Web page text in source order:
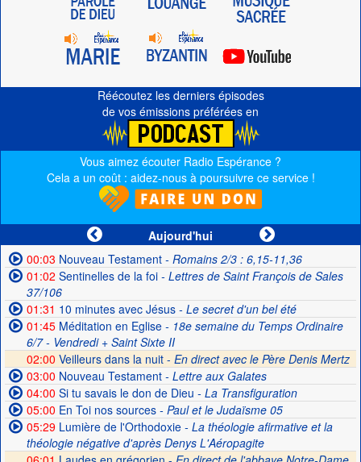
Réécoutez les derniers épisodes
de vos émissions préférées en
Vous aimez écouter Radio Espérance ?
Cela a un coût : aidez-nous à poursuivre ce service !
Aujourd'hui
00:03 Nouveau Testament- Romains 2/3 : 6,15-11,36
01:02 Sentinelles de la foi- Lettres de Saint François de Sales
37/106
01:31 10 minutes avec Jésus- Le secret d'un bel été
01:45Méditation en Eglise- 18e semaine du Temps Ordinaire
6/7 - Vendredi + Saint Sixte II
02:00 Veilleurs dans la nuit - En direct avec le Père Denis Mertz
03:00 Nouveau Testament- Lettre aux Galates
04:00 Si tu savais le don de Dieu - La Transfiguration
05:00 En Toi nos sources- Paul et le Judaïsme 05
05:29Lumière de l'Orthodoxie- La théologie afirmative et la
théologie négative d'après Denys L'Aéropagite